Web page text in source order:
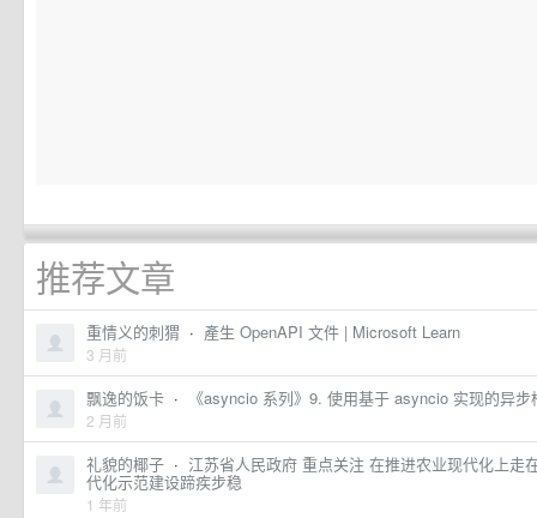
推荐文章
重情义的刺猬 · 產生 OpenAPI 文件 | Microsoft Learn
3 月前
飘逸的饭卡 · 《asyncio 系列》9. 使用基于 asyncio 实现的异
2 月前
礼貌的椰子 · 江苏省人民政府 重点关注 在推进农业现代化上走
代化示范建设蹄疾步稳
1 年前